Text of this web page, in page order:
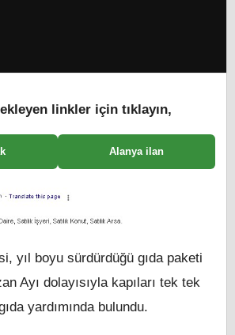
linkler için tıklayın,
Alanya ilan
yıl boyu sürdürdüğü gıda paketi
Ayı dolayısıyla kapıları tek tek
yardımında bulundu.